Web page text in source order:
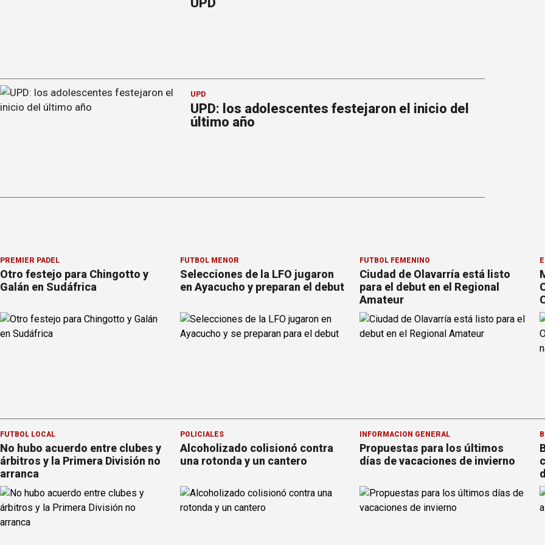
UPD
UPD: los adolescentes festejaron el inicio del
último año
PREMIER PÁDEL
Otro festejo para Chingotto y
Galán en Sudáfrica
FÚTBOL MENOR
Selecciones de la LFO jugaron
en Ayacucho y preparan el debut
FÚTBOL FEMENINO
Ciudad de Olavarría está listo
para el debut en el Regional
Amateur
FÚTBOL LOCAL
No hubo acuerdo entre clubes y
árbitros y la Primera División no
arranca
POLICIALES
Alcoholizado colisionó contra
una rotonda y un cantero
INFORMACION GENERAL
Propuestas para los últimos
días de vacaciones de invierno